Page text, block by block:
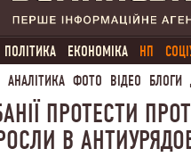
ПОЛІТИКА ЕКОНОМІКА НП
АНАЛІТИКА ФОТО ВІДЕО БЛОГИ
ПРОТЕСТИ
В